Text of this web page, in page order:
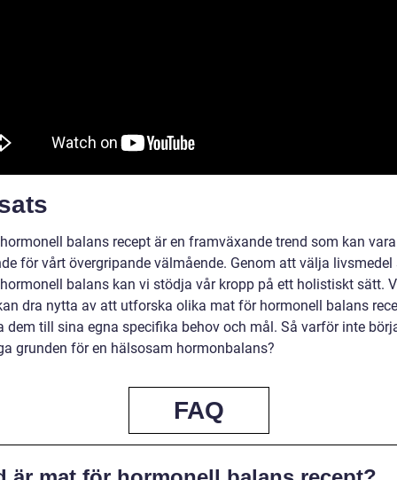
balans recept är en framväxande trend som kan vara
för vårt övergripande välmående. Genom att välja livsmedel
balans kan vi stödja vår kropp på ett holistiskt sätt.
dra nytta av att utforska olika mat för hormonell balans
dem till sina egna specifika behov och mål. Så varför inte
grunden för en hälsosam hormonbalans?
FAQ